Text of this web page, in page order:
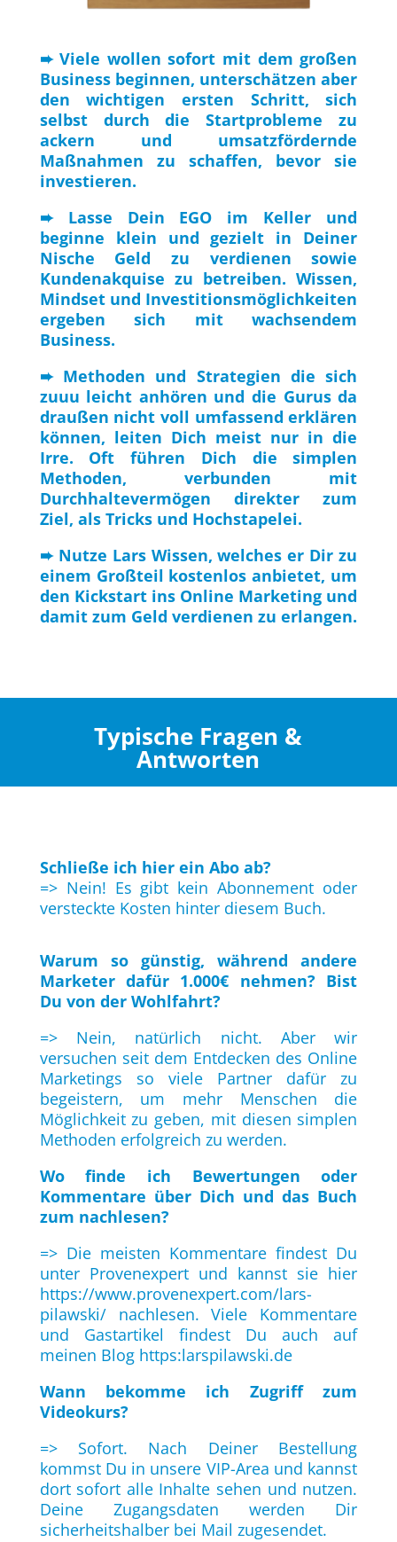
➨ Viele wollen sofort mit dem großen
Business beginnen, unterschätzen aber
den wichtigen ersten Schritt, sich
selbst durch die Startprobleme zu
ackern und umsatzfördernde
Maßnahmen zu schaffen, bevor sie
investieren.
➨ Lasse Dein EGO im Keller und
beginne klein und gezielt in Deiner
Nische Geld zu verdienen sowie
Kundenakquise zu betreiben. Wissen,
Mindset und Investitionsmöglichkeiten
ergeben sich mit wachsendem
Business.
➨ Methoden und Strategien die sich
zuuu leicht anhören und die Gurus da
draußen nicht voll umfassend erklären
können, leiten Dich meist nur in die
Irre. Oft führen Dich die simplen
Methoden, verbunden mit
Durchhaltevermögen direkter zum
Ziel, als Tricks und Hochstapelei.
➨ Nutze Lars Wissen, welches er Dir zu
einem Großteil kostenlos anbietet, um
den Kickstart ins Online Marketing und
damit zum Geld verdienen zu erlangen.
Typische Fragen &
Antworten
Schließe ich hier ein Abo ab?
=> Nein! Es gibt kein Abonnement oder
versteckte Kosten hinter diesem Buch.
Warum so günstig, während andere
Marketer dafür 1.000€ nehmen? Bist
Du von der Wohlfahrt?
=> Nein, natürlich nicht. Aber wir
versuchen seit dem Entdecken des Online
Marketings so viele Partner dafür zu
begeistern, um mehr Menschen die
Möglichkeit zu geben, mit diesen simplen
Methoden erfolgreich zu werden.
Wo finde ich Bewertungen oder
Kommentare über Dich und das Buch
zum nachlesen?
=> Die meisten Kommentare findest Du
unter Provenexpert und kannst sie hier
https://www.provenexpert.com/lars-
pilawski/nachlesen. Viele Kommentare
und Gastartikel findest Du auch auf
meinen Blog https:larspilawski.de
Wann bekomme ich Zugriff zum
Videokurs?
=> Sofort. Nach Deiner Bestellung
kommst Du in unsere VIP-Area und kannst
dort sofort alle Inhalte sehen und nutzen.
Deine Zugangsdaten werden Dir
sicherheitshalber bei Mail zugesendet.